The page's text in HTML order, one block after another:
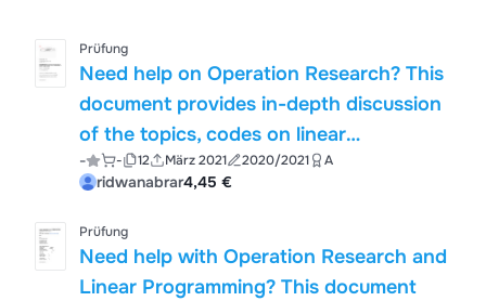
Prüfung
Need help on Operation Research? This
document provides in-depth discussion
of the topics, codes on linear
programming along with a list of
common questions that may pop up in
the exams.
- - 12 März 2021 2020/2021 A
ridwanabrar4,45 €
Prüfung
Need help with Operation Research and
Linear Programming? This document